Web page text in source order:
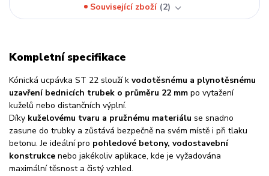
Související zboží 2
Kompletní specifikace
Kónická ucpávka ST 22 slouží k vodotěsnému a plynotěsnému
uzavření bednicích trubek o průměru 22 mm po vytažení
kuželů nebo distančních výplní.
Díky kuželovému tvaru a pružnému materiálu se snadno
zasune do trubky a zůstává bezpečně na svém místě i při tlaku
betonu. Je ideální pro pohledové betony, vodostavební
konstrukce nebo jakékoliv aplikace, kde je vyžadována
maximální těsnost a čistý vzhled.